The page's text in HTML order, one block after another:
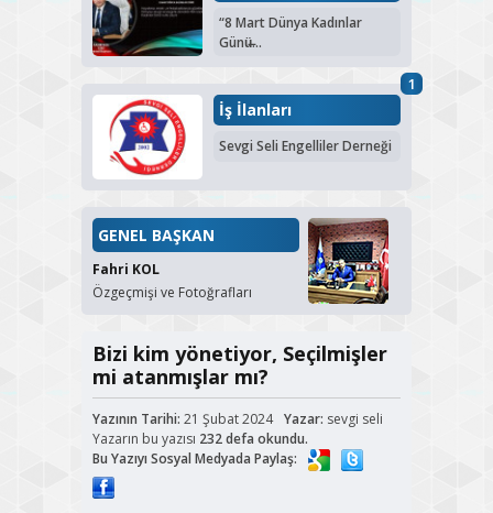
“8 Mart Dünya Kadınlar
Günü̶...
1
İş İlanları
Sevgi Seli Engelliler Derneği
GENEL BAŞKAN
Fahri KOL
Özgeçmişi ve Fotoğrafları
Bizi kim yönetiyor, Seçilmişler
mi atanmışlar mı?
Yazının Tarihi: 21 Şubat 2024 Yazar: sevgi seli
Yazarın bu yazısı 232 defa okundu.
Bu Yazıyı Sosyal Medyada Paylaş: